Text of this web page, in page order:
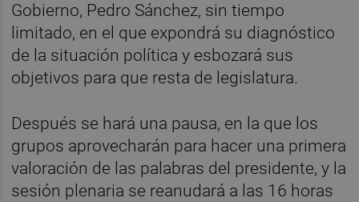
Gobierno, Pedro Sánchez, sin tiempo
limitado, en el que expondrá su diagnóstico
de la situación política y esbozará sus
objetivos para que resta de legislatura.
Después se hará una pausa, en la que los
grupos aprovecharán para hacer una primera
valoración de las palabras del presidente, y la
sesión plenaria se reanudará a las 16 horas